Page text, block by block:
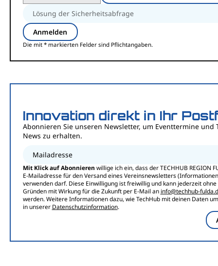
Die mit * markierten Felder sind Pflichtangaben.
Innovation direkt in Ihr
Abonnieren Sie unseren Newsletter, um Eventtermine und
News zu erhalten.
Mailadresse
Mit Klick auf Abonnieren willige ich ein, dass der TECHHUB REGION
E-Mailadresse für den Versand eines Vereinsnewsletters
verwenden darf. Diese Einwilligung ist freiwillig und kann jederzeit ohne
Gründen mit Wirkung für die Zukunft per E-Mail an info@techhub-
werden. Weitere Informationen dazu, wie TechHub mit deinen Daten
in unserer Datenschutzinformation.